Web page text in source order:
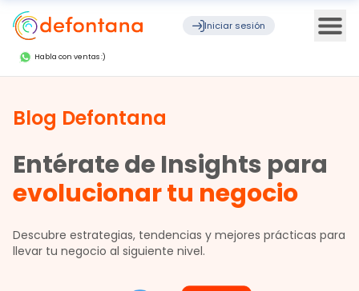
Iniciar sesión
Habla con ventas :)
Blog Defontana
Entérate de Insights para
evolucionar tu negocio
Descubre estrategias, tendencias y mejores prácticas para
llevar tu negocio al siguiente nivel.